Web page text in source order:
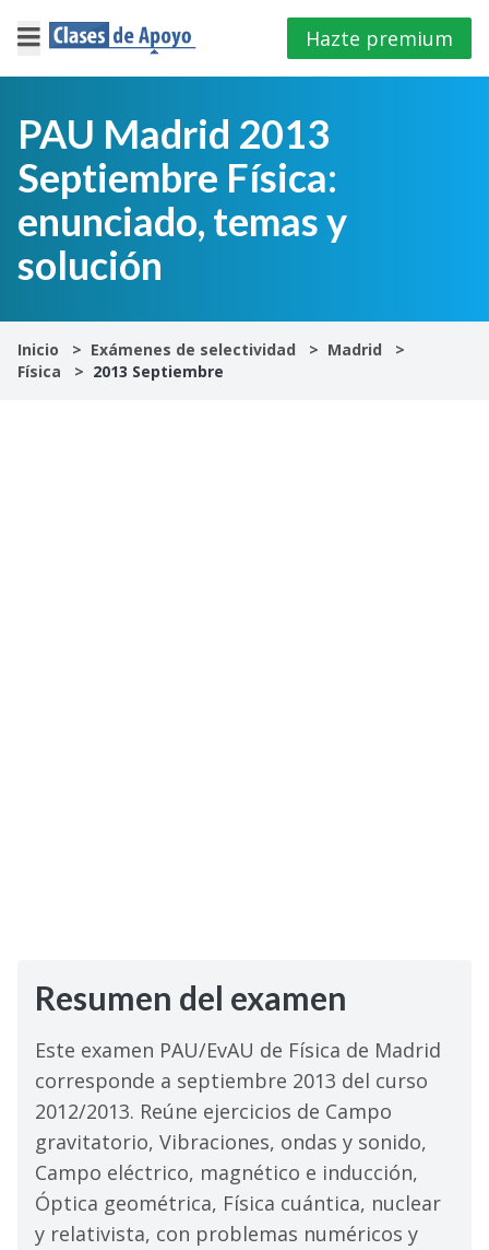
×
Iniciar
sesión
4º
E.S.O
1º
Bachillerato
Hazte premium
PAU Madrid 2013
Septiembre Física:
enunciado, temas y
solución
Inicio Exámenes de selectividad
Madrid
Física
2013 Septiembre
Resumen del examen
Este examen PAU/EvAU de Física de Madrid
corresponde a septiembre 2013 del curso
2012/2013. Reúne ejercicios de Campo
gravitatorio, Vibraciones, ondas y sonido,
Campo eléctrico, magnético e inducción,
Óptica geométrica, Física cuántica, nuclear
y relativista, con problemas numéricos y